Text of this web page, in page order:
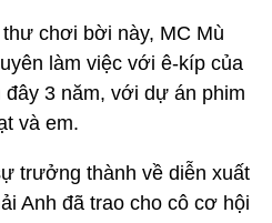
chơi bời này, MC Mù
làm việc với ê-kíp của
đây 3 năm, với dự án phim
và em.
trưởng thành về diễn xuất
Anh đã trao cho cô cơ hội